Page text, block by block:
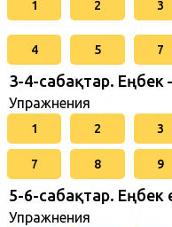
1 2 3
4 5 7
3-4-сабақтар.
Упражнения
1 2 3
7 8 9
5-6-сабақтар.
Упражнения